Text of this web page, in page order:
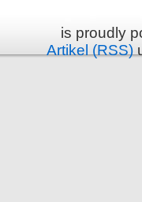
is proudly
Artikel (RSS)